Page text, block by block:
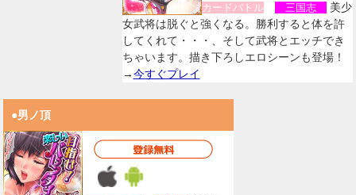
カードバトル 三国志
美少
女武将は脱ぐと強くなる。勝利すると体を許
してくれて・・・、そして武将とエッチでき
ちゃいます。描き下ろしエロシーンも登場！
→今すぐプレイ
●男ノ頂